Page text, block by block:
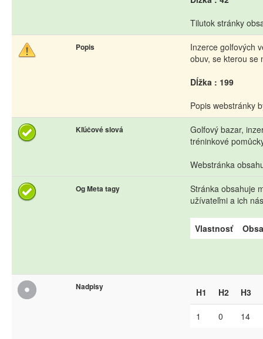
Tilutok stránky
Popis
Inzerce golfových
obuv, se kterou se
Dĺžka : 199
Popis webstránky
Kľúčové slová
Golfový bazar,
tréninkové
Webstránka
Og Meta tagy
Stránka obsahuje
užívateľmi a ich
Vlastnosť
Nadpisy H1 H2 H3
1 0 14